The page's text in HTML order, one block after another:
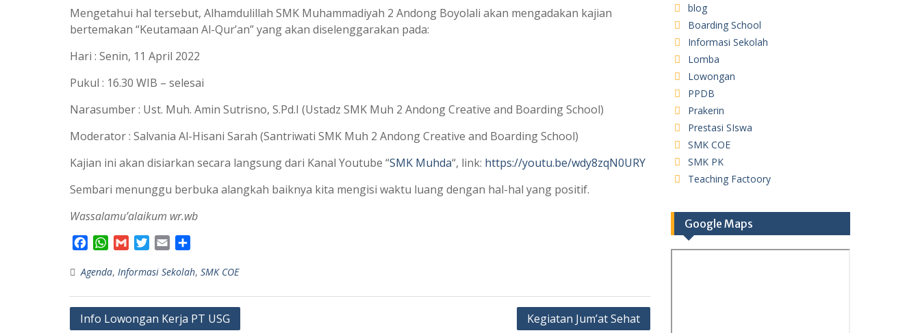
Mengetahui hal tersebut, Alhamdulillah SMK Muhammadiyah 2 Andong Boyolali akan mengadakan kajian
bertemakan “Keutamaan Al-Qur’an” yang akan diselenggarakan pada:
Hari : Senin, 11 April 2022
Pukul : 16.30 WIB – selesai
Narasumber : Ust. Muh. Amin Sutrisno, S.Pd.I (Ustadz SMK Muh 2 Andong Creative and Boarding School)
Moderator : Salvania Al-Hisani Sarah (Santriwati SMK Muh 2 Andong Creative and Boarding School)
Kajian ini akan disiarkan secara langsung dari Kanal Youtube “SMK Muhda“, link: https://youtu.be/wdy8zqN0URY
Sembari menunggu berbuka alangkah baiknya kita mengisi waktu luang dengan hal-hal yang positif.
Wassalamu’alaikum wr.wb
c
o
W
a
A
a
i
e
a
a
Agenda, Informasi Sekolah, SMK COE
Navigasi
Info Lowongan Kerja PT USG Kegiatan Jum’at Sehat
blog
Boarding School
Informasi Sekolah
Lomba
Lowongan
PPDB
Prakerin
Prestasi SIswa
SMK COE
SMK PK
Teaching Factoory
Google Maps